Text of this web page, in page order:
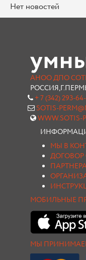
Нет новостей
АНОО ДПО
+ 7 (342) 293-
SOTIS-
WWW.SOTIS-
МЫ В
ДОГОВОР
МОБИЛЬНЫЕ
МЫ